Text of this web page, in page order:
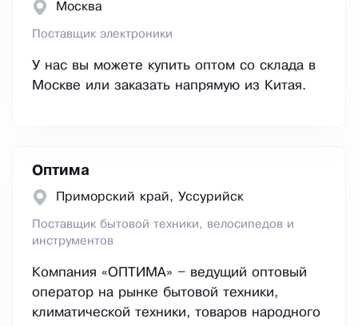
Москва
Поставщик электроники
У нас вы можете купить оптом со склада в
Москве или заказать напрямую из Китая.
Оптима
Приморский край, Уссурийск
Поставщик бытовой техники, велосипедов и
инструментов
Компания «ОПТИМА» – ведущий оптовый
оператор на рынке бытовой техники,
климатической техники, товаров народного